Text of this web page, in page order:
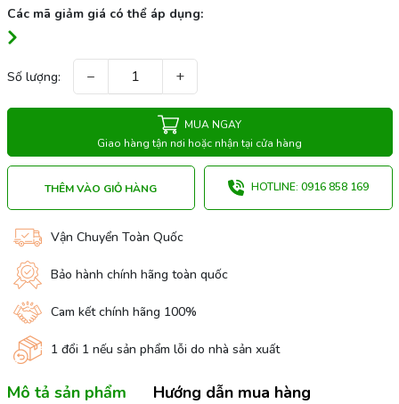
Các mã giảm giá có thể áp dụng:
Số lượng: − +
MUA NGAY
Giao hàng tận nơi hoặc nhận tại cửa hàng
THÊM VÀO GIỎ HÀNG HOTLINE: 0916 858 169
Vận Chuyển Toàn Quốc
Bảo hành chính hãng toàn quốc
Cam kết chính hãng 100%
1 đổi 1 nếu sản phẩm lỗi do nhà sản xuất
Mô tả sản phẩm Hướng dẫn mua hàng